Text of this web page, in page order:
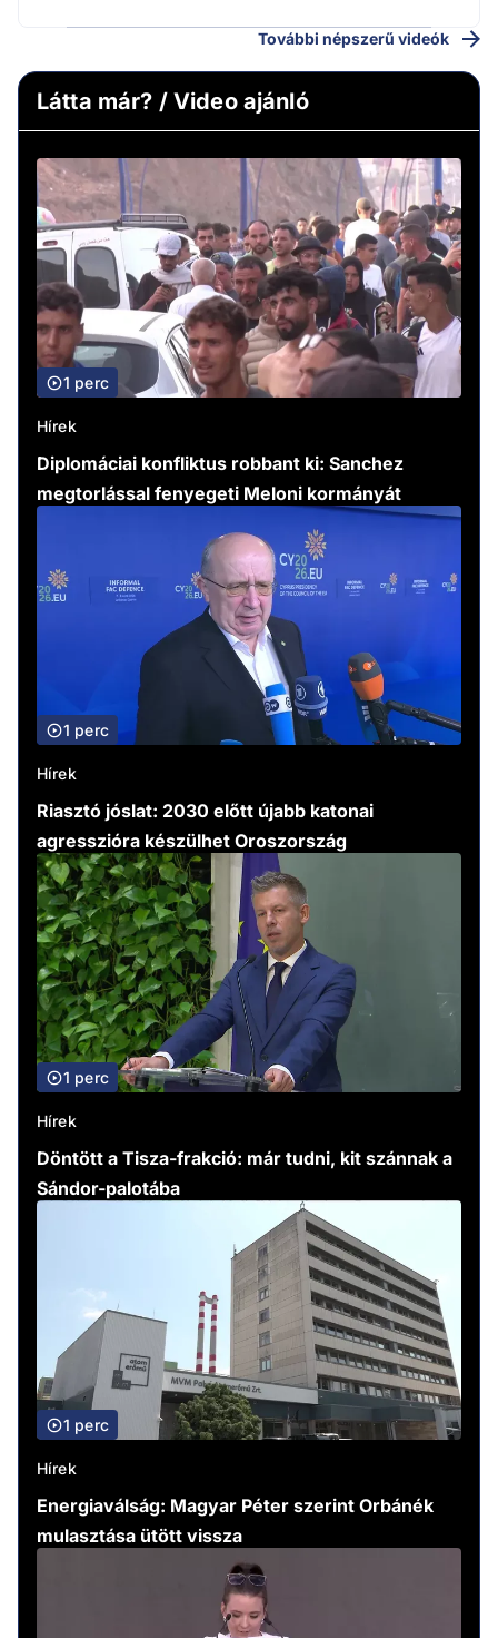
További népszerű videók
Látta már? / Video ajánló
1 perc
Hírek
Diplomáciai konfliktus robbant ki: Sanchez
megtorlással fenyegeti Meloni kormányát
1 perc
Hírek
Riasztó jóslat: 2030 előtt újabb katonai
agresszióra készülhet Oroszország
1 perc
Hírek
Döntött a Tisza-frakció: már tudni, kit szánnak a
Sándor-palotába
1 perc
Hírek
Energiaválság: Magyar Péter szerint Orbánék
mulasztása ütött vissza